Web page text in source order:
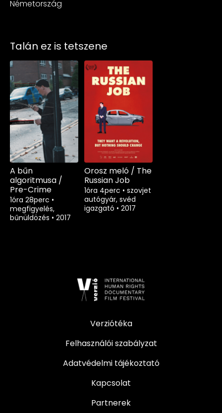
Németország
Talán ez is tetszene
A bűn
algoritmusa /
Pre-Crime
1óra 28perc •
megfigyelés,
bűnüldözés • 2017
Orosz meló / The
Russian Job
1óra 4perc • szovjet
autógyár, svéd
igazgató • 2017
Verziótéka
Felhasználói szabályzat
Adatvédelmi tájékoztató
Kapcsolat
Partnerek